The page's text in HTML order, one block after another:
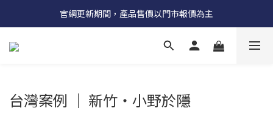
受國際原物料價格上漲，法國自 5/18 起全系列產品調漲 3%
官網更新期間，產品售價以門市報價為主
受國際原物料價格上漲，法國自 5/18 起全系列產品調漲 3%
台灣案例 │ 新竹‧小野於隱